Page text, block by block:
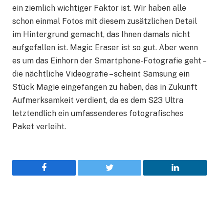
ein ziemlich wichtiger Faktor ist. Wir haben alle
schon einmal Fotos mit diesem zusätzlichen Detail
im Hintergrund gemacht, das Ihnen damals nicht
aufgefallen ist. Magic Eraser ist so gut. Aber wenn
es um das Einhorn der Smartphone-Fotografie geht –
die nächtliche Videografie – scheint Samsung ein
Stück Magie eingefangen zu haben, das in Zukunft
Aufmerksamkeit verdient, da es dem S23 Ultra
letztendlich ein umfassenderes fotografisches
Paket verleiht.
Facebook Twitter LinkedIn